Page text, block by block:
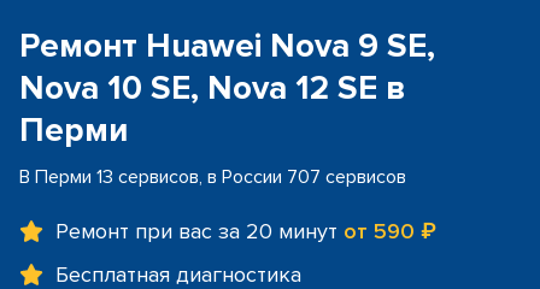
Ремонт Huawei Nova 9 SE,
Nova 10 SE, Nova 12 SE в
Перми
В Перми 13 сервисов, в России 707 сервисов
Ремонт при вас за 20 минут от 590 ₽
Бесплатная диагностика